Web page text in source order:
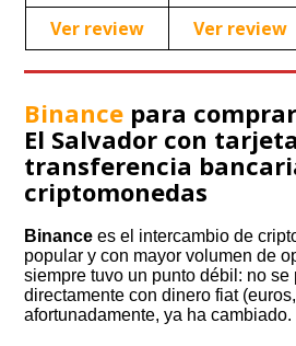
Ver review
Ver review
Binance para
El Salvador con
transferencia
criptomonedas
Binance es el intercambio de
popular y con mayor volumen de
siempre tuvo un punto débil: no se
directamente con dinero fiat
afortunadamente, ya ha cambiado.